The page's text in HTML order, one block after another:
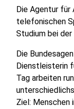
Die Agentur für
telefonischen
Studium bei
Die
Dienstleisterin
Tag arbeiten
Ziel: Menschen